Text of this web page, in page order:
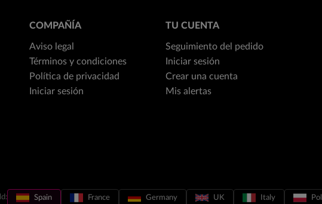
COMPAÑÍA
Aviso legal
Términos y condiciones
Política de privacidad
Iniciar sesión
TU CUENTA
Seguimiento del pedido
Iniciar sesión
Crear una cuenta
Mis alertas
Spain France Germany UK Italy